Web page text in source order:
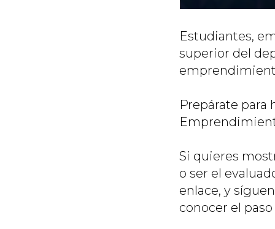
Estudiantes,
superior del
Prepárate para
Si quieres
o ser el
enlace, y
conocer el